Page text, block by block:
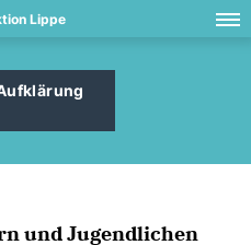
Lippe
und Jugendlichen